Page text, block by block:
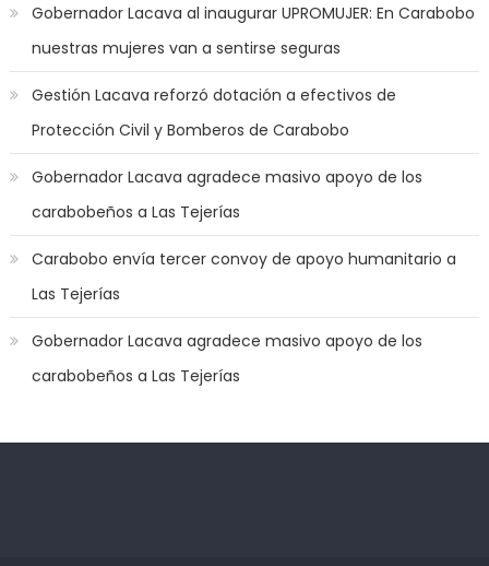
the
mood
play
game
you
nakamura
gets
Gobernador Lacava al inaugurar UPROMUJER: En Carabobo
nuestras mujeres van a sentirse seguras
Gestión Lacava reforzó dotación a efectivos de
Protección Civil y Bomberos de Carabobo
Gobernador Lacava agradece masivo apoyo de los
carabobeños a Las Tejerías
Carabobo envía tercer convoy de apoyo humanitario a
Las Tejerías
Gobernador Lacava agradece masivo apoyo de los
carabobeños a Las Tejerías